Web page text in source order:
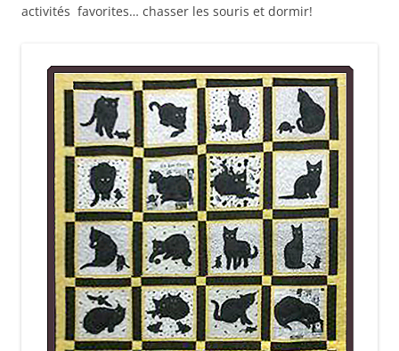
activités favorites… chasser les souris et dormir!